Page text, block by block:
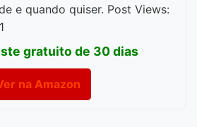
e quando quiser. Post Views:
gratuito de 30 dias
na Amazon